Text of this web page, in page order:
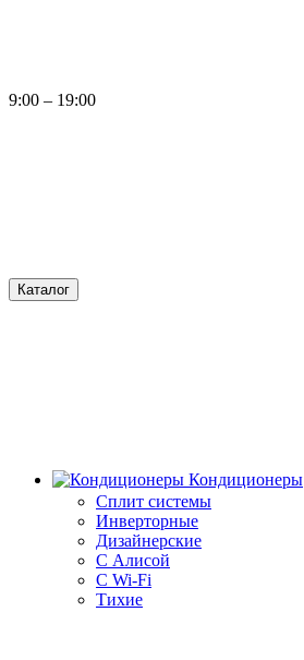
9:00 – 19:00
Каталог
Кондиционеры
Сплит системы
Инверторные
Дизайнерские
С Алисой
C Wi-Fi
Тихие